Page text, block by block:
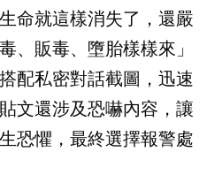
命就這樣消失了，還嚴
、販毒、墮胎樣樣來」
配私密對話截圖，迅速
文還涉及恐嚇內容，讓
恐懼，最終選擇報警處